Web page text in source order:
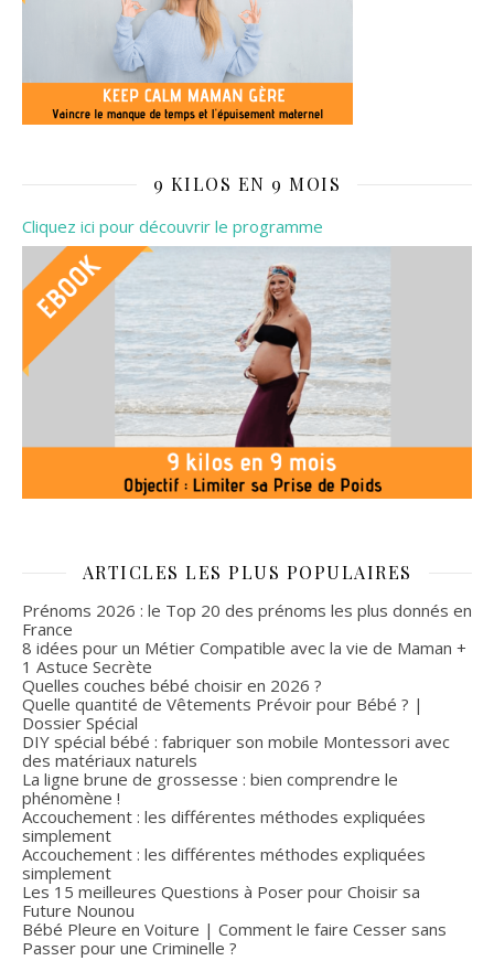
9 KILOS EN 9 MOIS
Cliquez ici pour découvrir le programme
ARTICLES LES PLUS POPULAIRES
Prénoms 2026 : le Top 20 des prénoms les plus donnés en
France
8 idées pour un Métier Compatible avec la vie de Maman +
1 Astuce Secrète
Quelles couches bébé choisir en 2026 ?
Quelle quantité de Vêtements Prévoir pour Bébé ? |
Dossier Spécial
DIY spécial bébé : fabriquer son mobile Montessori avec
des matériaux naturels
La ligne brune de grossesse : bien comprendre le
phénomène !
Accouchement : les différentes méthodes expliquées
simplement
Accouchement : les différentes méthodes expliquées
simplement
Les 15 meilleures Questions à Poser pour Choisir sa
Future Nounou
Bébé Pleure en Voiture | Comment le faire Cesser sans
Passer pour une Criminelle ?